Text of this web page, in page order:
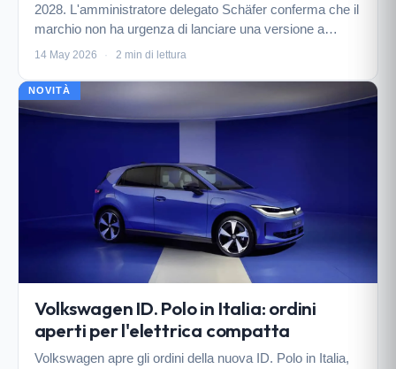
2028. L'amministratore delegato Schäfer conferma che il
marchio non ha urgenza di lanciare una versione a
batteria dell'icona tedesca, puntando su una gamma già
14 May 2026 · 2 min di lettura
NOVITÀ
Volkswagen ID. Polo in Italia: ordini
aperti per l'elettrica compatta
Volkswagen apre gli ordini della nuova ID. Polo in Italia,